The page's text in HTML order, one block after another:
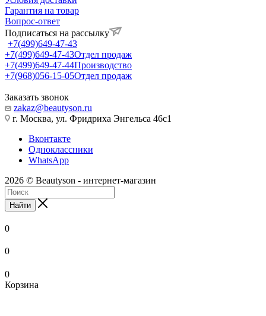
Гарантия на товар
Вопрос-ответ
Подписаться на рассылку
+7(499)649-47-43
+7(499)649-47-43Отдел продаж
+7(499)649-47-44Производство
+7(968)056-15-05Отдел продаж
Заказать звонок
zakaz@beautyson.ru
г. Москва, ул. Фридриха Энгельса 46с1
Вконтакте
Одноклассники
WhatsApp
2026 © Beautyson - интернет-магазин
Найти
0
0
0
Корзина